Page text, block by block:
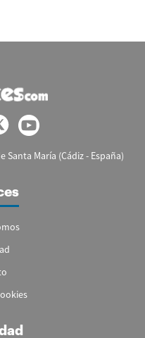
Santa María (Cádiz - España)